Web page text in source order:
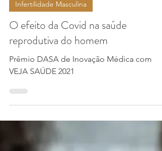
Infertilidade Masculina
O efeito da Covid na saúde
reprodutiva do homem
Prêmio DASA de Inovação Médica com